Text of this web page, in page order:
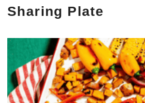
Sharing Plate